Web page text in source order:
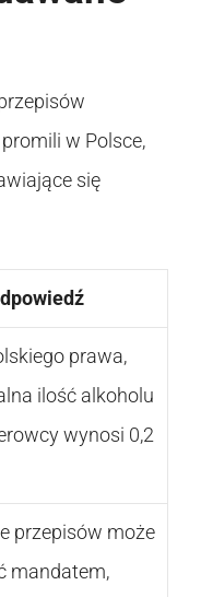
w Polsce,
się
prawa,
ilość alkoholu
wynosi 0,2
przepisów może
mandatem,